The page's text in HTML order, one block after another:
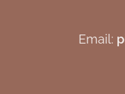
Email: